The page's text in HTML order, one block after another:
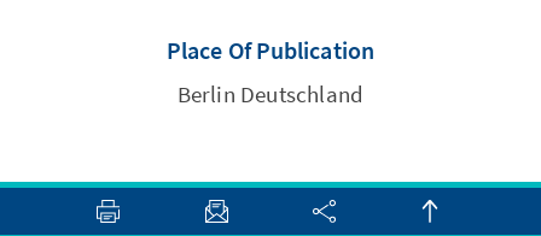
Place Of Publication
Berlin Deutschland